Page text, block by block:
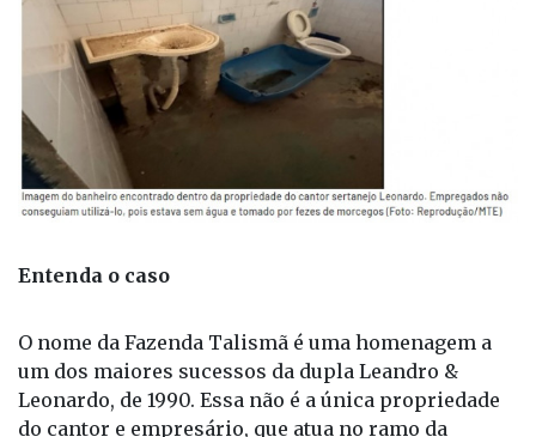
Entenda o caso
O nome da Fazenda Talismã é uma homenagem a
do cantor e empresário, que atua no ramo da
pecuária e recentemente tem apostado na soja.